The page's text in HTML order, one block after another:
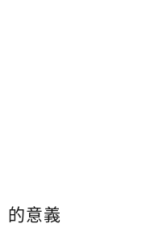
的意義